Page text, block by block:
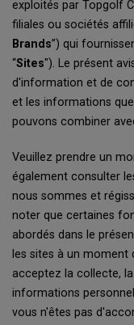
exploités par Topgolf
filiales ou sociétés
Brands”) qui
“Sites"). Le présent
d'information et de
et les informations
pouvons combiner
Veuillez prendre un
également consulter
nous sommes et
noter que certaines
abordés dans le
les sites à un moment
acceptez la collecte,
informations
vous n'êtes pas